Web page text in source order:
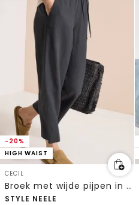
-20%
HIGH WAIST
CECIL
Broek met wijde pijpen in Loose Fit van linnenmix
STYLE NEELE